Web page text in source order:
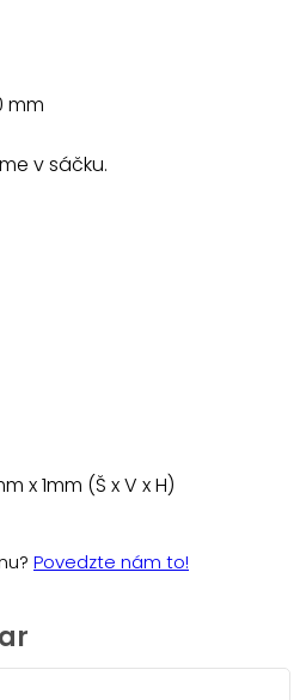
mm
v sáčku.
x 1mm (Š x V x H)
Povedzte nám to!